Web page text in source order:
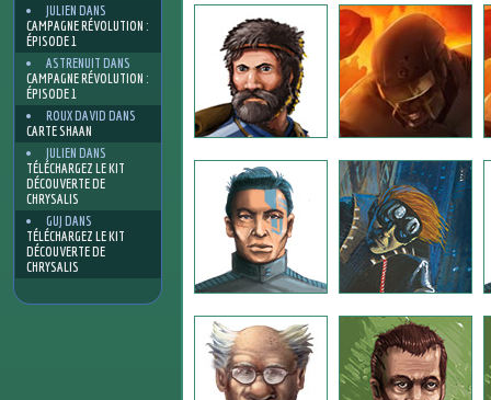
JULIEN DANS
CAMPAGNE RÉVOLUTION :
ÉPISODE 1
ASTRENUIT DANS
CAMPAGNE RÉVOLUTION :
ÉPISODE 1
ROUX DAVID DANS
CARTE SHAAN
JULIEN DANS
TÉLÉCHARGEZ LE KIT
DÉCOUVERTE DE
CHRYSALIS
GUJ DANS
TÉLÉCHARGEZ LE KIT
DÉCOUVERTE DE
CHRYSALIS